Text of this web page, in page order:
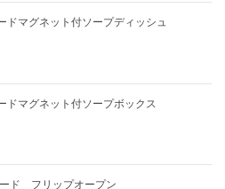
ドマグネット付ソープディッシュ
ドマグネット付ソープボックス
ード フリップオープン